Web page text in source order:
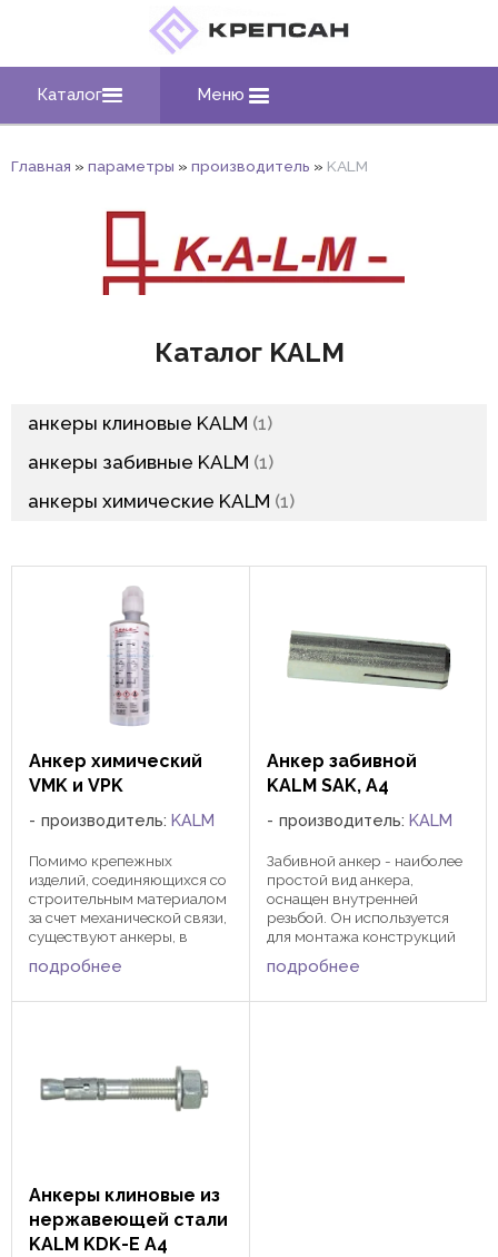
Каталог Меню
Главная » параметры » производитель » KALM
Каталог KALM
анкеры клиновые KALM 1
анкеры забивные KALM 1
анкеры химические KALM 1
Анкер химический
VМK и VPK
производитель: KALM
Помимо крепежных
изделий, соединяющихся со
строительным материалом
за счет механической связи,
существуют анкеры, в
которых эта связь
осуществляется за счет сил
подробнее
Анкер забивной
KALM SAK, А4
производитель: KALM
Забивной анкер - наиболее
простой вид анкера,
оснащен внутренней
резьбой. Он используется
для монтажа конструкций
на бетонную, кирпичную
или каменную ...
подробнее
Анкеры клиновые из
нержавеющей стали
KALM KDK-E А4